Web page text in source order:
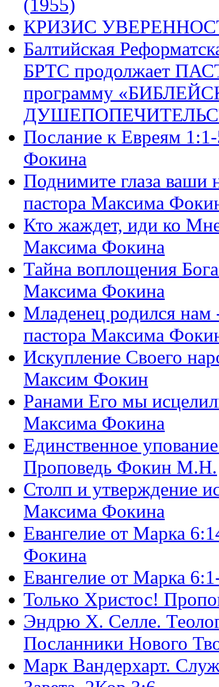
(1955)
КРИЗИС
Балтийская
БРТС продолжает
программу
Послание к Евреям
Фокина
Поднимите глаза ваши
пастора Максима
Кто жаждет, иди ко
Максима Фокина
Тайна воплощения
Максима Фокина
Младенец родился
пастора Максима
Искупление Своего
Максим Фокин
Ранами Его мы
Максима Фокина
Единственное
Проповедь Фокин М.Н.
Столп и утверждение
Максима Фокина
Евангелие от Марка
Фокина
Евангелие от Марка
Только Христос!
Эндрю Х. Селле.
Посланники Нового
Марк Вандерхарт.